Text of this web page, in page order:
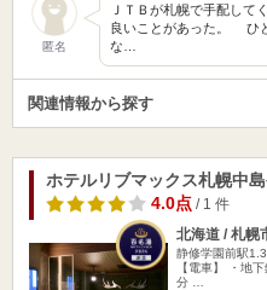
匿名
ＪＴＢが札幌で手配して
良いことがあった。 ひ
な…
関連情報から探す
ホテルリブマックス札幌中
4.0点/ 1 件
北海道 / 札幌
静修学園前駅
【電車】 ・地
分 …